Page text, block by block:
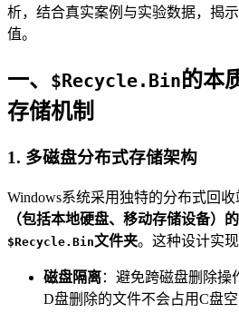
析，结合真实案例与实验数据，揭
值。
一、 $Recycle.Bin 的本
存储机制
1. 多磁盘分布式存储架构
Windows系统采用独特的分布式回收
（包括本地硬盘、移动存储设备）
$Recycle.Bin文件夹。这种设计实
磁盘隔离：避免跨磁盘删除操
D盘删除的文件不会占用C盘空